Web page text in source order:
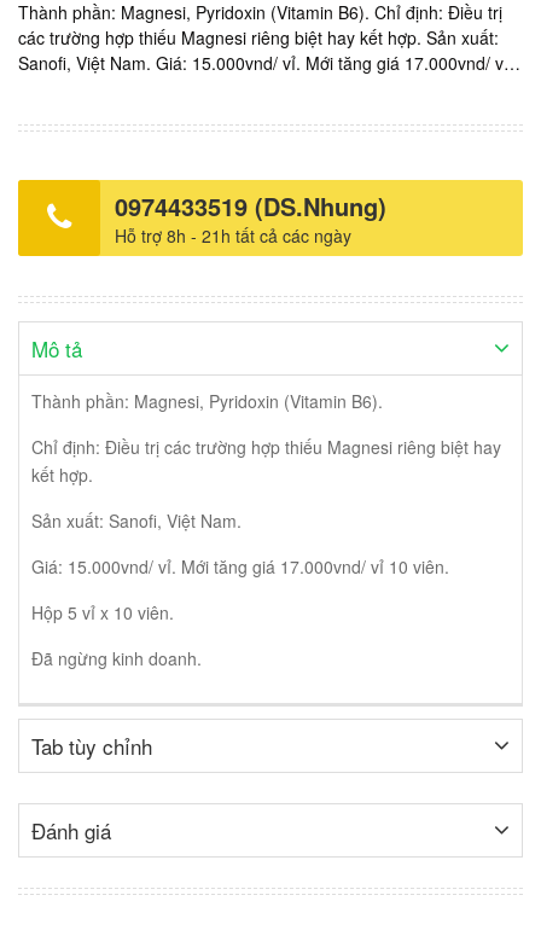
Thành phần: Magnesi, Pyridoxin (Vitamin B6). Chỉ định: Điều trị
các trường hợp thiếu Magnesi riêng biệt hay kết hợp. Sản xuất:
Sanofi, Việt Nam. Giá: 15.000vnd/ vỉ. Mới tăng giá 17.000vnd/ vỉ
0974433519 (DS.Nhung)
Hỗ trợ 8h - 21h tất cả các ngày
Mô tả
Thành phần: Magnesi, Pyridoxin (Vitamin B6).
Chỉ định: Điều trị các trường hợp thiếu Magnesi riêng biệt hay
kết hợp.
Sản xuất: Sanofi, Việt Nam.
Giá: 15.000vnd/ vỉ. Mới tăng giá 17.000vnd/ vỉ 10 viên.
Hộp 5 vỉ x 10 viên.
Đã ngừng kinh doanh.
Tab tùy chỉnh
Đánh giá